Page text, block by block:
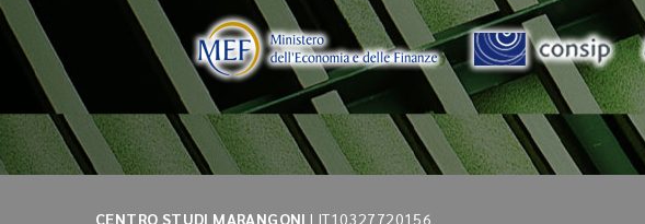
CENTRO STUDI MARANGONI | IT10327720156